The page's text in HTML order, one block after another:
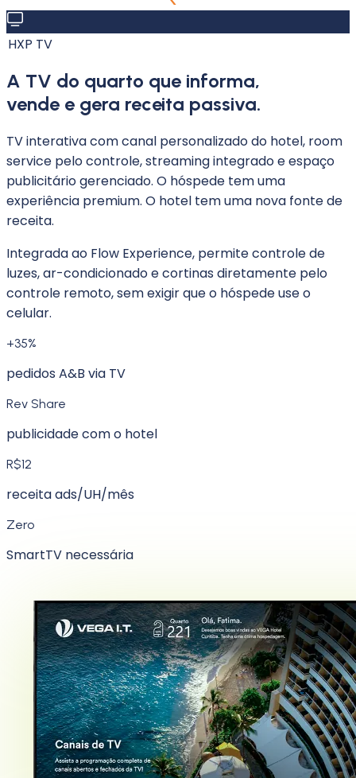
HXP TV
A TV do quarto que informa,
vende e gera receita passiva.
TV interativa com canal personalizado do hotel, room
service pelo controle, streaming integrado e espaço
publicitário gerenciado. O hóspede tem uma
experiência premium. O hotel tem uma nova fonte de
receita.
Integrada ao Flow Experience, permite controle de
luzes, ar-condicionado e cortinas diretamente pelo
controle remoto, sem exigir que o hóspede use o
celular.
+35%
pedidos A&B via TV
Rev Share
publicidade com o hotel
R$12
receita ads/UH/mês
Zero
SmartTV necessária